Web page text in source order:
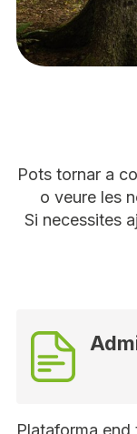
Pots tornar a
o veure les
Si necessites